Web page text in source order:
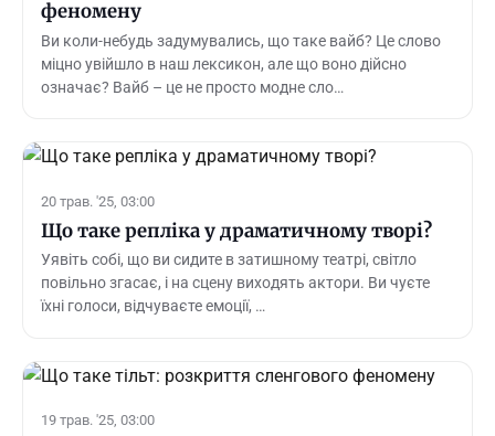
феномену
Ви коли-небудь задумувались, що таке вайб? Це слово
міцно увійшло в наш лексикон, але що воно дійсно
означає? Вайб – це не просто модне сло…
20 трав. '25, 03:00
Що таке репліка у драматичному творі?
Уявіть собі, що ви сидите в затишному театрі, світло
повільно згасає, і на сцену виходять актори. Ви чуєте
їхні голоси, відчуваєте емоції, …
19 трав. '25, 03:00